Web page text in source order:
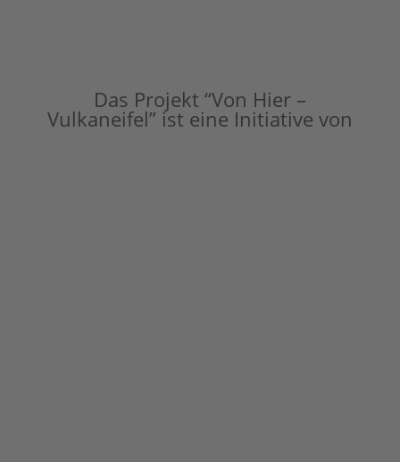
Das Projekt “Von Hier –
Vulkaneifel” ist eine Initiative von